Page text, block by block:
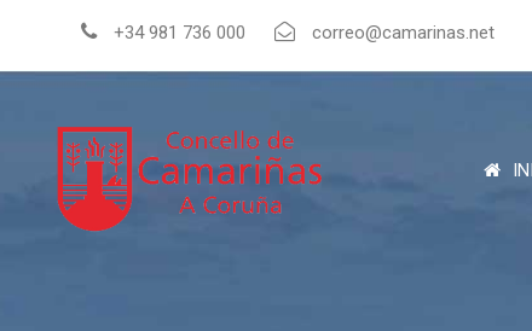
+34 981 736 000 correo@camarinas.net